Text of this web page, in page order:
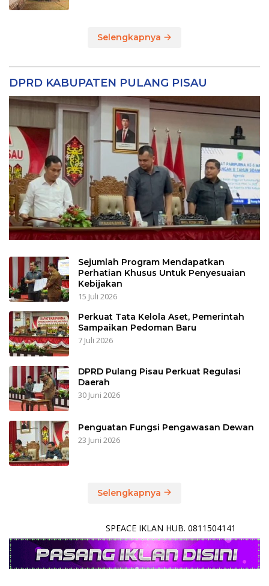
Selengkapnya
DPRD KABUPATEN PULANG PISAU
Sejumlah Program Mendapatkan
Perhatian Khusus Untuk Penyesuaian
Kebijakan
15 Juli 2026
Perkuat Tata Kelola Aset, Pemerintah
Sampaikan Pedoman Baru
7 Juli 2026
DPRD Pulang Pisau Perkuat Regulasi
Daerah
30 Juni 2026
Penguatan Fungsi Pengawasan Dewan
23 Juni 2026
Selengkapnya
SPEACE IKLAN HUB. 0811504141